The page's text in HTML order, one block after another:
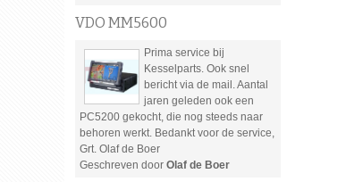
VDO MM5600
Prima service bij
Kesselparts. Ook snel
bericht via de mail. Aantal
jaren geleden ook een
PC5200 gekocht, die nog steeds naar
behoren werkt. Bedankt voor de service,
Grt. Olaf de Boer
Geschreven door Olaf de Boer